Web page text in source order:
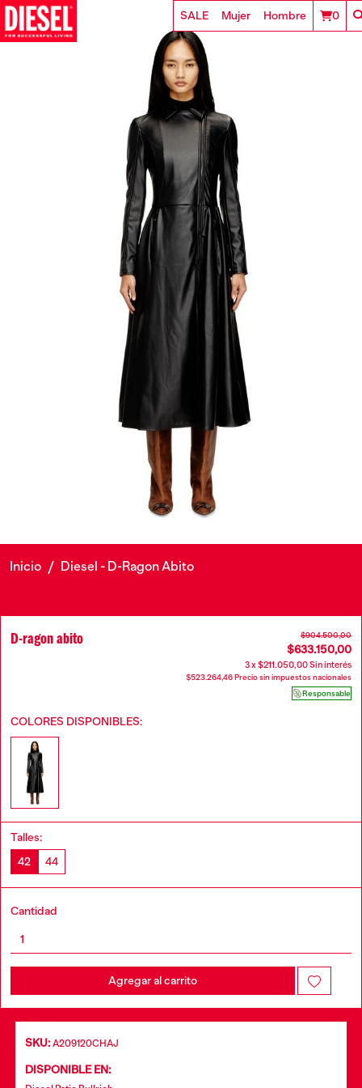
SALE Mujer Hombre 0
Inicio / Diesel - D-Ragon Abito
D-ragon abito $904.500,00
$633.150,00
3 x $211.050,00 Sin interés
$523.264,46 Precio sin impuestos nacionales
Responsable
COLORES DISPONIBLES:
Talles:
42
44
Cantidad
Agregar al carrito
SKU: A209120CHAJ
DISPONIBLE EN: